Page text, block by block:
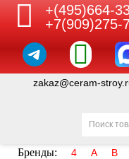
+(495)664-
+7(909)275-
zakaz@ceram-
Бренды: 4 A B